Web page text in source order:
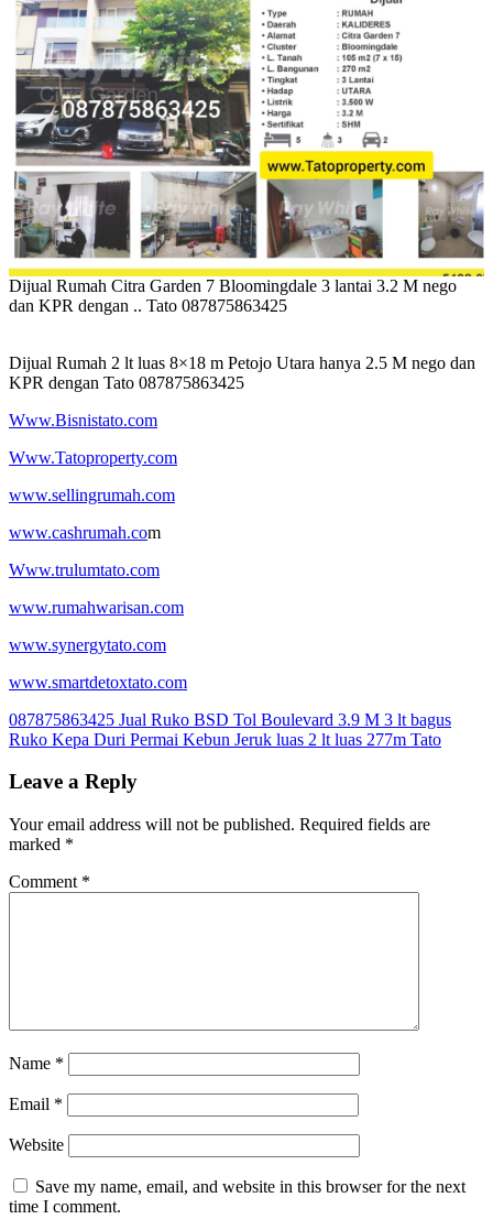
Dijual Rumah Citra Garden 7 Bloomingdale 3 lantai 3.2 M nego
dan KPR dengan .. Tato 087875863425
Dijual Rumah 2 lt luas 8×18 m Petojo Utara hanya 2.5 M nego dan
KPR dengan Tato 087875863425
Www.Bisnistato.com
Www.Tatoproperty.com
www.sellingrumah.com
www.cashrumah.com
Www.trulumtato.com
www.rumahwarisan.com
www.synergytato.com
www.smartdetoxtato.com
Post
navigation
087875863425 Jual Ruko BSD Tol Boulevard 3.9 M 3 lt bagus
Ruko Kepa Duri Permai Kebun Jeruk luas 2 lt luas 277m Tato
Leave a Reply
Your email address will not be published. Required fields are
marked *
Comment *
Name *
Email *
Website
Save my name, email, and website in this browser for the next
time I comment.